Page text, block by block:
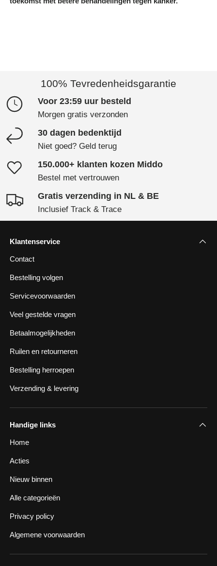
100% Tevredenheidsgarantie
Voor 23:59 uur besteld
Morgen gratis verzonden
30 dagen bedenktijd
Niet goed? Geld terug
150.000+ klanten kozen Middo
Bestel met vertrouwen
Gratis verzending in NL & BE
Inclusief Track & Trace
Klantenservice
Contact
Bestelling volgen
Servicevoorwaarden
Veel gestelde vragen
Betaalmogelijkheden
Ruilen en retourneren
Bestelling herroepen
Verzending & levering
Handige links
Home
Acties
Nieuw binnen
Alle categorieën
Privacy policy
Algemene voorwaarden